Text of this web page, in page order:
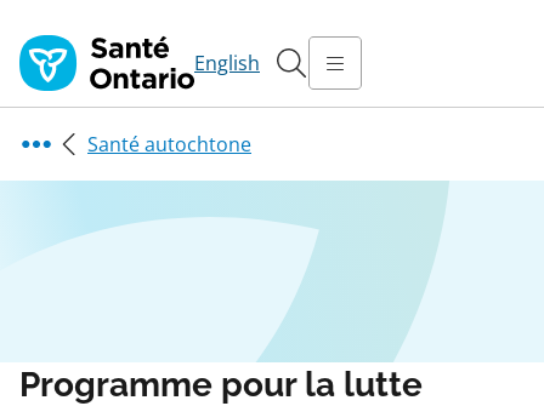
English
Santé autochtone
Programme pour la lutte